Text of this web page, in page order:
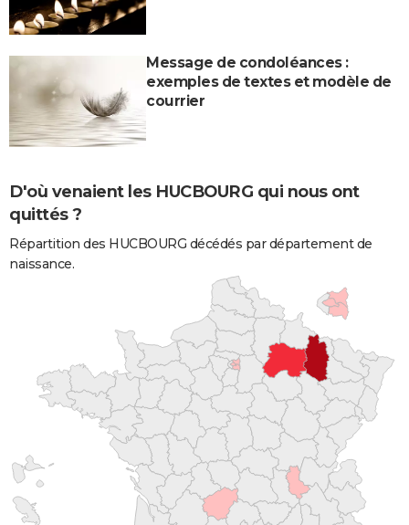
Message de condoléances :
exemples de textes et modèle de
courrier
D'où venaient les HUCBOURG qui nous ont
quittés ?
Répartition des HUCBOURG décédés par département de
naissance.